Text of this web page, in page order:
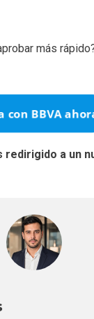
más
con BBVA
redirigido a un